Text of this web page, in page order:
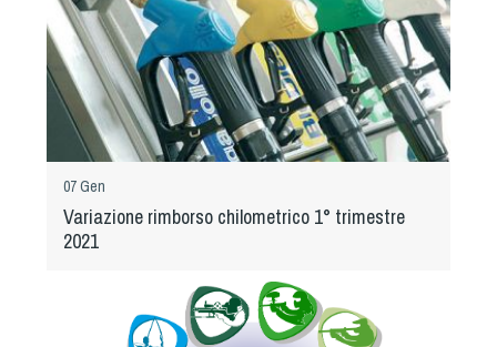
07 Gen
Variazione rimborso chilometrico 1° trimestre
2021
Sleddog